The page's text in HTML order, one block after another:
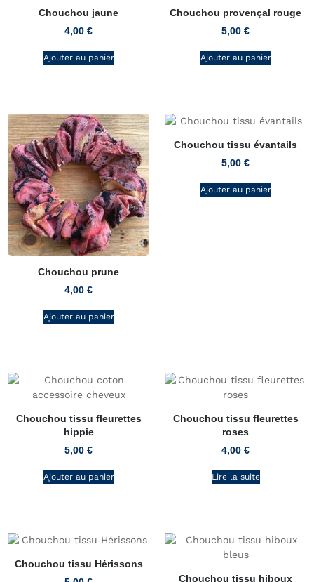
Chouchou jaune
4,00 €
Ajouter au panier
Chouchou provençal rouge
5,00 €
Ajouter au panier
Chouchou prune
4,00 €
Ajouter au panier
Chouchou tissu évantails
5,00 €
Ajouter au panier
Chouchou tissu fleurettes
hippie
5,00 €
Ajouter au panier
Chouchou tissu fleurettes
roses
4,00 €
Lire la suite
Chouchou tissu Hérissons
Chouchou tissu hiboux